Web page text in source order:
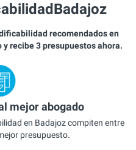
recomendados en
recibe 3 presupuestos ahora.
mejor abogado
en Badajoz compiten entre
presupuesto.